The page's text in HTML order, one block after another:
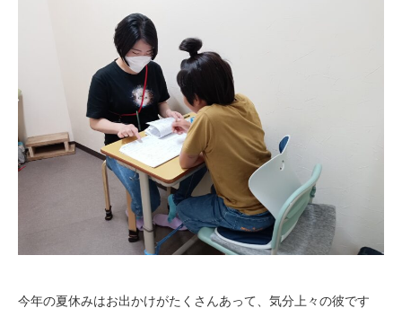
今年の夏休みはお出かけがたくさんあって、気分上々の彼です